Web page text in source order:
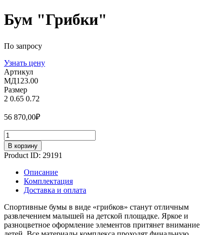
Бум "Грибки"
По запросу
Узнать цену
Артикул
МД123.00
Размер
2 0.65 0.72
56 870,00₽
Количество
В корзину
Product ID: 29191
Описание
Комплектация
Доставка и оплата
Спортивные бумы в виде «грибков» станут отличным
развлечением малышей на детской площадке. Яркое и
разноцветное оформление элементов притянет внимание